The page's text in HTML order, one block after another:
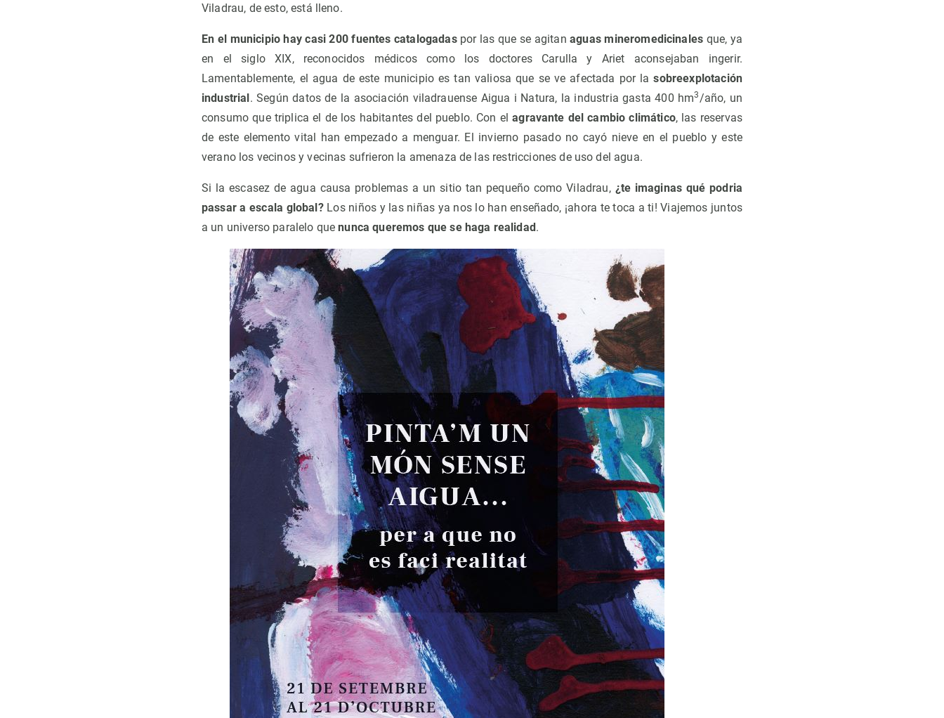
Viladrau, de esto, está lleno.
En el municipio hay casi 200 fuentes catalogadaspor las que se agitanaguas mineromedicinales que, ya
en el siglo XIX, reconocidos médicos como los doctores Carulla y Ariet aconsejaban ingerir.
Lamentablemente, el agua de este municipio es tan valiosa que se ve afectada por lasobreexplotación
industrial. Según datos de la asociación viladrauense Aigua i Natura, la industria gasta 400 hm3 /año, un
consumo que triplica el de los habitantes del pueblo. Con elagravante del cambio climático, las reservas
de este elemento vital han empezado a menguar. El invierno pasado no cayó nieve en el pueblo y este
verano los vecinos y vecinas sufrieron la amenaza de las restricciones de uso del agua.
Si la escasez de agua causa problemas a un sitio tan pequeño como Viladrau, ¿te imaginas qué podria
passar a escala global?Los niños y las niñas ya nos lo han enseñado, ¡ahora te toca a ti! Viajemos juntos
a un universo paralelo quenunca queremos que se haga realidad.